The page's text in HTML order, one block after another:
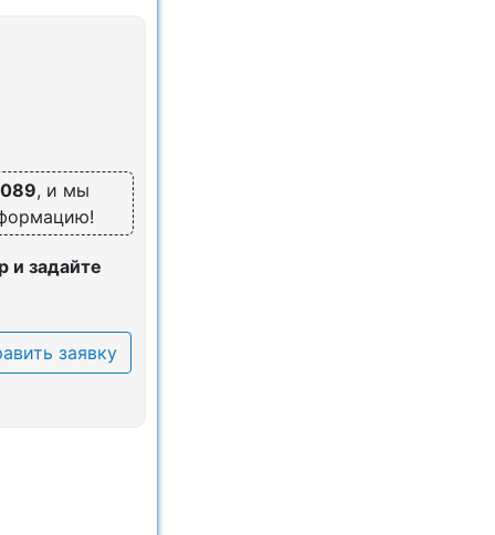
, и мы
и задайте
заявку